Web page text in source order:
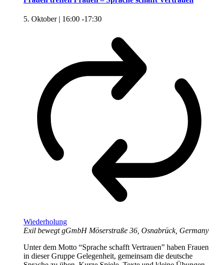
5. Oktober | 16:00 -17:30
Wiederholung
Exil bewegt gGmbH Möserstraße 36, Osnabrück, Germany
Unter dem Motto “Sprache schafft Vertrauen” haben Frauen
in dieser Gruppe Gelegenheit, gemeinsam die deutsche